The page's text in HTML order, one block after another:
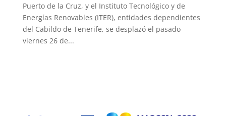
Puerto de la Cruz, y el Instituto Tecnológico y de
Energías Renovables (ITER), entidades dependientes
del Cabildo de Tenerife, se desplazó el pasado
viernes 26 de...